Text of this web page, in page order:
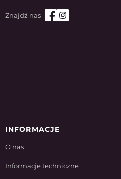
INFORMACJE
O nas
Informacje techniczne